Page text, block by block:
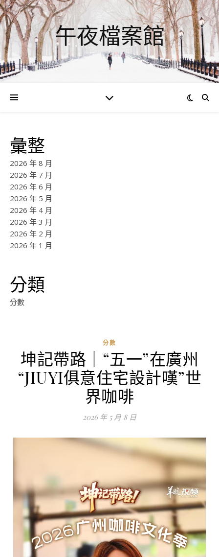
午夜檔案館
彙整
2026 年 8 月
2026 年 7 月
2026 年 6 月
2026 年 5 月
2026 年 4 月
2026 年 3 月
2026 年 2 月
2026 年 1 月
分類
分數
分數
坤記帶路｜“五一”在廣州
“JIUYI俱意住宅設計嘆”世
界咖啡
2026 年 5 月 8 日